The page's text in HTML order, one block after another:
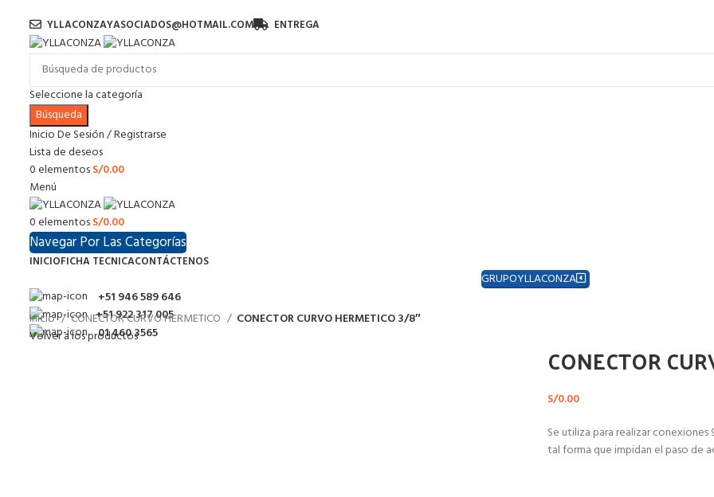
YLLACONZAYASOCIADOS@HOTMAIL.COM
ENTREGA
Seleccione la categoría
Búsqueda
Inicio De Sesión / Registrarse
Lista de deseos
0elementosS/0.00
Menú
0elementosS/0.00
Navegar Por Las Categorías
INICIOFICHA TECNICACONTÁCTENOS
GRUPOYLLACONZA
+51 946 589 646
+51 922 317 005
01 460 3565
Inicio CONECTOR CURVO HERMETICO
CONECTOR CURVO HERMETICO 3/8″
Volver a los productos
CONECTOR
S/0.00
Se utiliza para realizar
tal forma que impidan el paso de